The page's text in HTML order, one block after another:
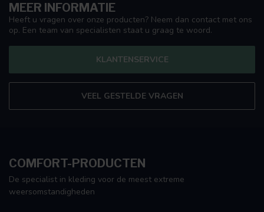
MEER INFORMATIE
Heeft u vragen over onze producten? Neem dan contact met ons
op. Een team van specialisten staat u graag te woord.
KLANTENSERVICE
VEEL GESTELDE VRAGEN
COMFORT-PRODUCTEN
De specialist in kleding voor de meest extreme
weersomstandigheden